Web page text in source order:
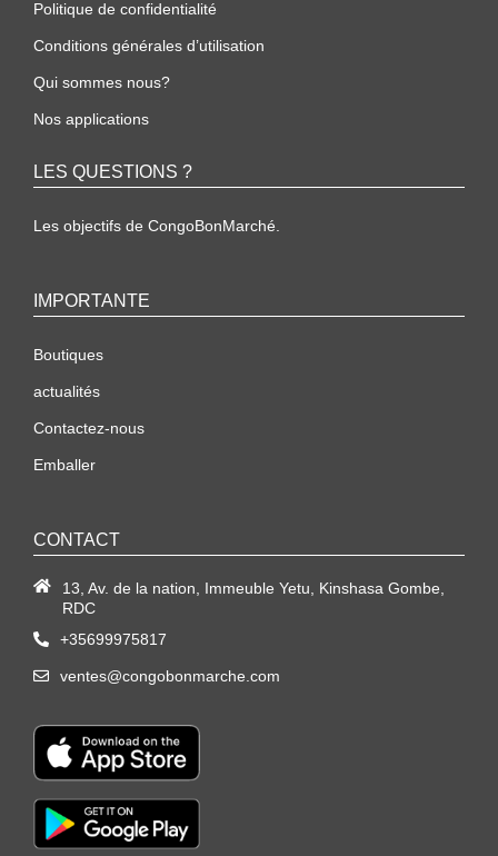
Politique de confidentialité
Conditions générales d’utilisation
Qui sommes nous?
Nos applications
LES QUESTIONS ?
Les objectifs de CongoBonMarché.
IMPORTANTE
Boutiques
actualités
Contactez-nous
Emballer
CONTACT
13, Av. de la nation, Immeuble Yetu, Kinshasa Gombe,
RDC
+35699975817
ventes@congobonmarche.com